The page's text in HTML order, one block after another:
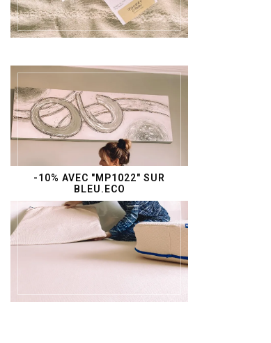
-10% AVEC "MP1022" SUR
BLEU.ECO